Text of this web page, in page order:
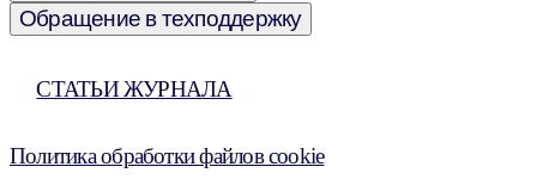
Обращение в техподдержку
СТАТЬИ ЖУРНАЛА
Политика обработки файлов cookie